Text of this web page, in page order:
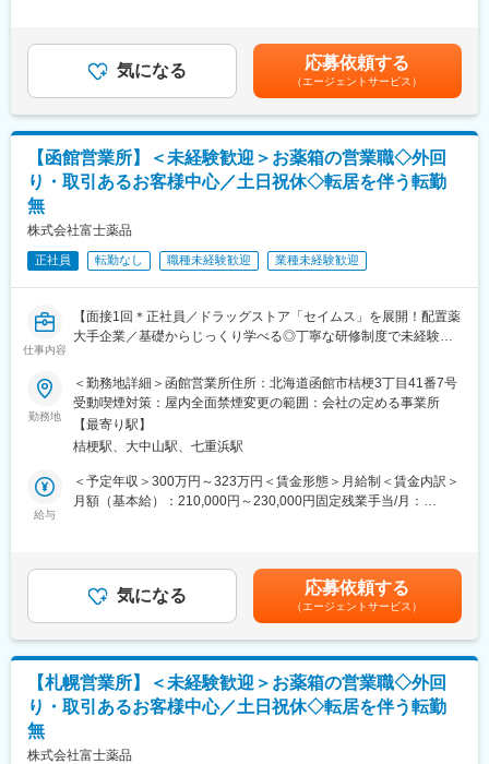
・資格取得後は、資格手当として給与にも反映されます。
・残業20h以内
・スケジュールに合わせて直行直帰可
・転居を伴う転勤はありません
・最近、健康のことで困っていることがないかなど、親身にお話
を聞くことで、お客様と信頼関係を築き、お客様の健康管理に貢
献することができます。
・「この薬すごく効き目があって良かったよ。」「こないだのリ
ンゴ酢美味しかった！ちょうどまた買おうと思ってたの。来てく
れてありがとう。」など、「ありがとう」という言葉が一番のや
りがいです。
変更の範囲：会社の定める業務
へ訪問をします。
・配置薬や健康食品の期限管理
・健康相談、新商品・サービスのご提案 など
※一部、新たに配置薬を置いていただくお客様への訪問がありま
└配置薬は無料でおけるので、お客様も抵抗なく置いてくれる製
を身につけます。
・入社2週間～1カ月 ： 先輩社員に同行し、仕事の流れを学びま
キルを習得します。
・入社1カ月以降 ： 慣れてきたら独り立ち。既存のお客様をメイ
ンに訪問します。
★困ったら先輩社員に相談しやすい雰囲気です！
＜専門資格を取得できる＞
・入社後は、医薬品販売の専門知識を身につけるために、登録販
・資格取得後は、資格手当として給与にも反映されます。
・残業20h以内
・スケジュールに合わせて直行直帰可
・転居を伴う転勤はありません
・最近、健康のことで困っていることがないかなど、親身にお話
年収は当社規定に基づき、年齢や経験に応じて決定します。・昇
給：年1回（4月）＜モデル給与＞※入社3年目平均基本給＋各種手
当＋業績連動給→総支給月額344,141円※業績連動給：月の予算達
成や売り上げに対して支払われます賃金はあくまでも目安の金額
であり、選考を通じて上下する可能性があります。月給(月額)は固
定手当を含めた表記です。
気になる 応募依頼する
（エージェントサービス）
【函館営業所】＜未経験歓迎＞お薬箱の営業職◇外回
り・取引あるお客様中心／土日祝休◇転居を伴う転勤
無
株式会社富士薬品
正社員 転勤なし 職種未経験歓迎 業種未経験歓迎
仕事内容
【面接1回＊正社員／ドラッグストア「セイムス」を展開！配置薬
大手企業／基礎からじっくり学べる◎丁寧な研修制度で未経験の
■職務内容：
担当エリアのお客様（個人宅や企業）へ訪問し、配置薬（お薬
箱）や健康食品の提案をお任せします。
※既に、取引のあるお客様先を訪問するスタイルです。
＜仕事の流れ＞
配置薬や健康食品、サプリメントの使用頻度に合わせて、1～6ヵ
へ訪問をします。
・配置薬や健康食品の期限管理
・健康相談、新商品・サービスのご提案 など
※一部、新たに配置薬を置いていただくお客様への訪問がありま
└配置薬は無料でおけるので、お客様も抵抗なく置いてくれる製
勤務地
＜勤務地詳細＞函館営業所住所：北海道函館市桔梗3丁目41番7号
受動喫煙対策：屋内全面禁煙変更の範囲：会社の定める事業所
【最寄り駅】
桔梗駅、大中山駅、七重浜駅
給与
＜予定年収＞300万円～323万円＜賃金形態＞月給制＜賃金内訳＞
月額（基本給）：210,000円～230,000円固定残業手当/月：
年収は当社規定に基づき、年齢や経験に応じて決定します。・昇
給：年1回（4月）＜モデル給与＞※入社3年目平均基本給＋各種手
当＋業績連動給→総支給月額344,141円※業績連動給：月の予算達
成や売り上げに対して支払われます賃金はあくまでも目安の金額
であり、選考を通じて上下する可能性があります。月給(月額)は固
定手当を含めた表記です。
気になる 応募依頼する
（エージェントサービス）
【札幌営業所】＜未経験歓迎＞お薬箱の営業職◇外回
り・取引あるお客様中心／土日祝休◇転居を伴う転勤
無
株式会社富士薬品